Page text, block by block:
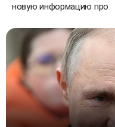
новую информацию про